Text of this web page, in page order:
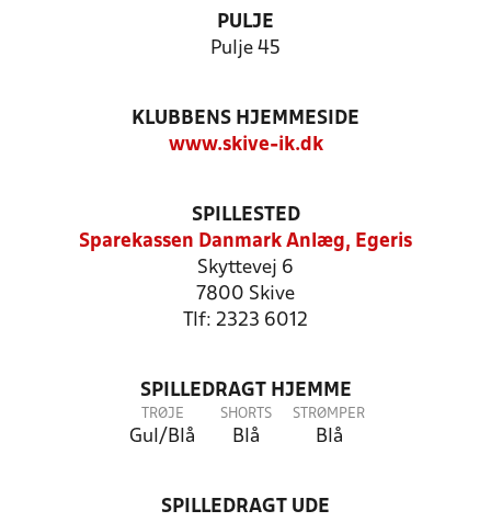
PULJE
Pulje 45
KLUBBENS HJEMMESIDE
www.skive-ik.dk
SPILLESTED
Sparekassen Danmark Anlæg, Egeris
Skyttevej 6
7800 Skive
Tlf: 2323 6012
SPILLEDRAGT HJEMME
TRØJE
Gul/Blå
SHORTS
Blå
STRØMPER
Blå
SPILLEDRAGT UDE